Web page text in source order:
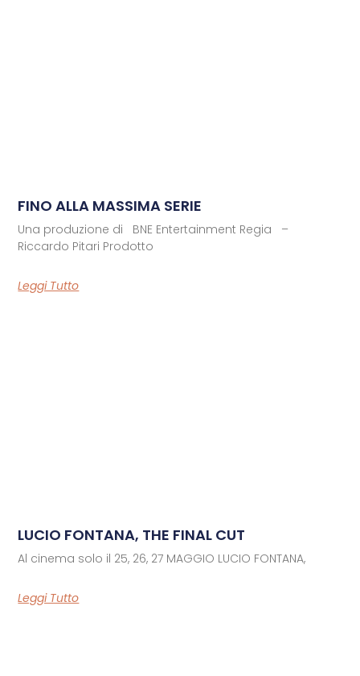
FINO ALLA MASSIMA SERIE
Una produzione di BNE Entertainment Regia –
Riccardo Pitari Prodotto
Leggi Tutto
LUCIO FONTANA, THE FINAL CUT
Al cinema solo il 25, 26, 27 MAGGIO LUCIO FONTANA,
Leggi Tutto